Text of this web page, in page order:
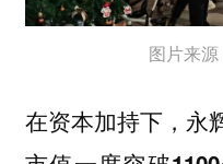
图片来
在资本加持下，永